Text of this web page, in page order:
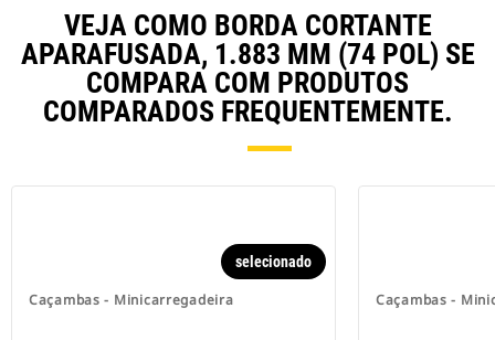
VEJA COMO BORDA CORTANTE
APARAFUSADA, 1.883 MM (74 POL) SE
COMPARA COM PRODUTOS
COMPARADOS FREQUENTEMENTE.
Caçambas - Minicarregadeira
selecionado
Caçambas -